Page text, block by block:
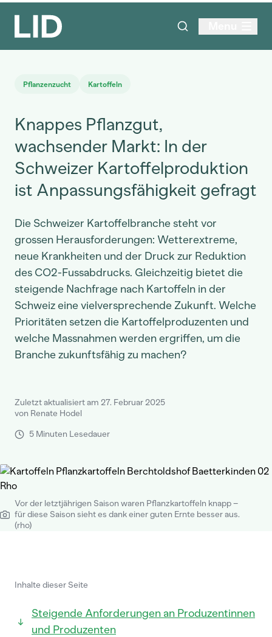
Pflanzenzucht Kartoffeln
Knappes Pflanzgut,
wachsender Markt: In der
Schweizer Kartoffelproduktion
ist Anpassungsfähigkeit gefragt
Die Schweizer Kartoffelbranche steht vor
grossen Herausforderungen: Wetterextreme,
neue Krankheiten und der Druck zur Reduktion
des CO2-Fussabdrucks. Gleichzeitig bietet die
steigende Nachfrage nach Kartoffeln in der
Schweiz eine vielversprechende Zukunft. Welche
Prioritäten setzen die Kartoffelproduzenten und
welche Massnahmen werden ergriffen, um die
Branche zukunftsfähig zu machen?
Zuletzt aktualisiert am 27. Februar 2025
von Renate Hodel
5 Minuten Lesedauer
Vor der letztjährigen Saison waren Pflanzkartoffeln knapp –
für diese Saison sieht es dank einer guten Ernte besser aus.
(rho)
Inhalte dieser Seite
Steigende Anforderungen an Produzentinnen
und Produzenten